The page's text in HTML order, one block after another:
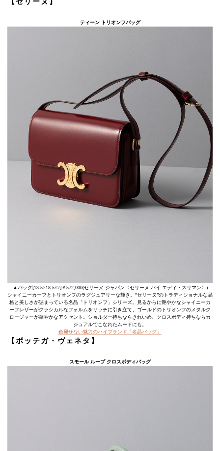
ティーン トリオンフバッグ
▲バッグ[13.5×18.5×7]￥572,000(セリーヌ ジャパン〈セリーヌ バイ エディ・スリマン〉)
シャイニーカーフとトリオンフのラグジュアリーな輝き。”セリーヌ”のトラディショナルな品
格と美しさが詰まっている名品「トリオンフ」シリーズ。見るからに艶やかなシャイニーカ
ーフレザーがクラシカルなフォルムをリッチに引き立て、ゴールドのトリオンフのメタルク
ロージャーが華やかなアクセント。ショルダー持ちならきれいめ、クロスボディ持ちならカ
ジュアルでこなれたムードにも。
色褪せない魅力のハイブランド「名品バッグ」
【ボッテガ・ヴェネタ】
スモール ループ クロスボディバッグ